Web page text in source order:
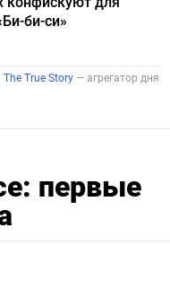
первые